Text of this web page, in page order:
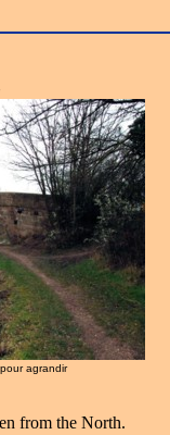
agrandir
from the North.